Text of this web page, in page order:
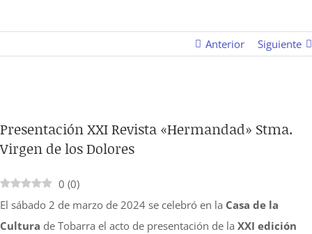
Anterior Siguiente
imagen
más
Presentación XXI Revista «Hermandad» Stma.
Virgen de los Dolores
0 (0)
El sábado 2 de marzo de 2024 se celebró en la Casa de la
Cultura de Tobarra el acto de presentación de la XXI edición